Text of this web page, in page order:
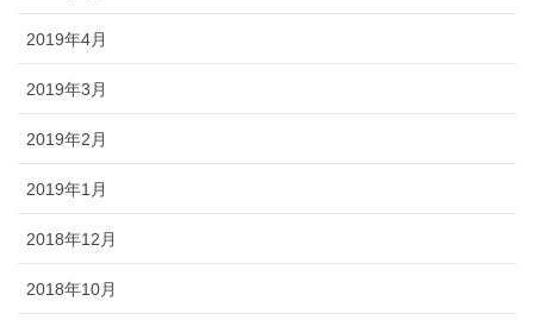
2019年4月
2019年3月
2019年2月
2019年1月
2018年12月
2018年10月